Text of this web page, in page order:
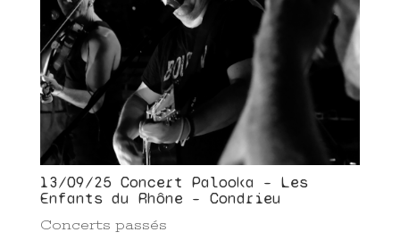
13/09/25 Concert Palooka – Les
Enfants du Rhône – Condrieu
Concerts passés